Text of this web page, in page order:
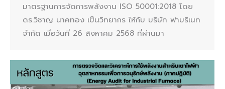
มาตรฐานการจัดการพลังงาน ISO 50001:2018 โดย
ดร.วิชาญ นาคทอง เป็นวิทยากร ให้กับ บริษัท ฟาบริเนท
จำกัด เมื่อวันที่ 26 สิงหาคม 2568 ที่ผ่านมา